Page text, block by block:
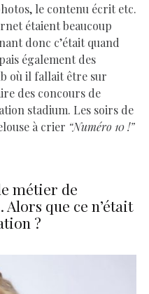
le contenu écrit etc.
étaient beaucoup
donc c’était quand
également des
où il fallait être sur
des concours de
stadium. Les soirs de
à crier “Numéro 10 !”
métier de
que ce n’était
?